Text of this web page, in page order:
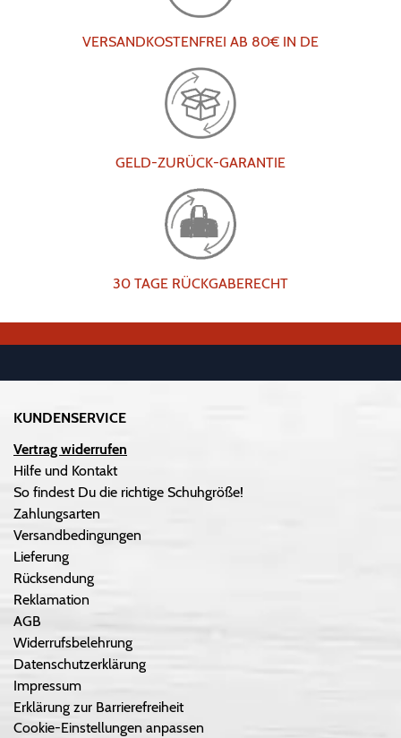
VERSANDKOSTENFREI AB 80€ IN DE
GELD-ZURÜCK-GARANTIE
30 TAGE RÜCKGABERECHT
KUNDENSERVICE
Vertrag widerrufen
Hilfe und Kontakt
So findest Du die richtige Schuhgröße!
Zahlungsarten
Versandbedingungen
Lieferung
Rücksendung
Reklamation
AGB
Widerrufsbelehrung
Datenschutzerklärung
Impressum
Erklärung zur Barrierefreiheit
Cookie-Einstellungen anpassen